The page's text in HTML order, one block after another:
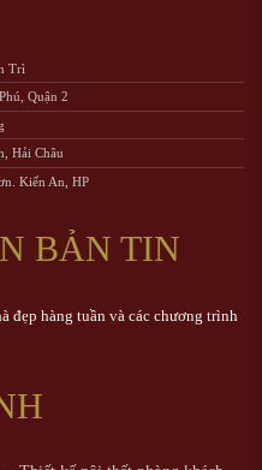
Trì
Quận 2
Hải Châu
Kiến An, HP
BẢN TIN
đẹp hàng tuần và các chương trình